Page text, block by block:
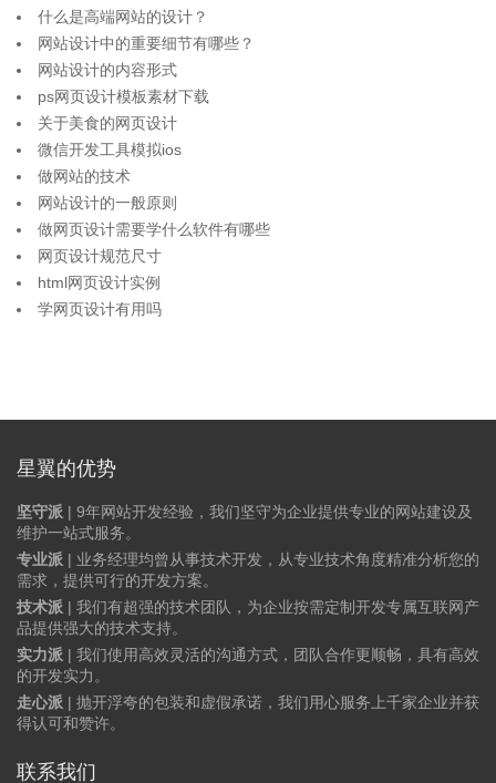
什么是高端网站的设计？
网站设计中的重要细节有哪些？
网站设计的内容形式
ps网页设计模板素材下载
关于美食的网页设计
微信开发工具模拟ios
做网站的技术
网站设计的一般原则
做网页设计需要学什么软件有哪些
网页设计规范尺寸
html网页设计实例
学网页设计有用吗
星翼的优势
坚守派 | 9年网站开发经验，我们坚守为企业提供专业的网站建设及
维护一站式服务。
专业派 | 业务经理均曾从事技术开发，从专业技术角度精准分析您的
需求，提供可行的开发方案。
技术派 | 我们有超强的技术团队，为企业按需定制开发专属互联网产
品提供强大的技术支持。
实力派 | 我们使用高效灵活的沟通方式，团队合作更顺畅，具有高效
的开发实力。
走心派 | 抛开浮夸的包装和虚假承诺，我们用心服务上千家企业并获
得认可和赞许。
联系我们